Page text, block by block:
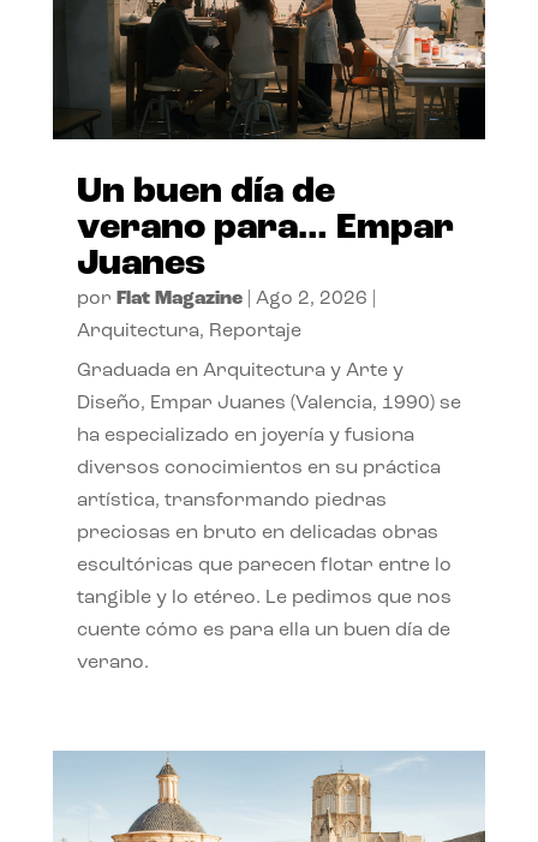
Un buen día de
verano para… Empar
Juanes
por Flat Magazine| Ago 2, 2026
Arquitectura, Reportaje
Graduada en Arquitectura y Arte y
Diseño, Empar Juanes (Valencia, 1990) se
ha especializado en joyería y fusiona
diversos conocimientos en su práctica
artística, transformando piedras
preciosas en bruto en delicadas obras
escultóricas que parecen flotar entre lo
tangible y lo etéreo. Le pedimos que nos
cuente cómo es para ella un buen día de
verano.